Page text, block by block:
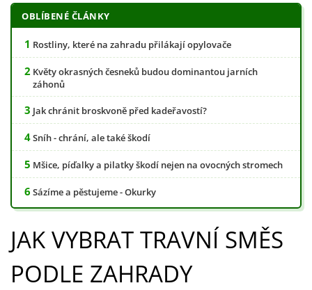
OBLÍBENÉ ČLÁNKY
Rostliny, které na zahradu přilákají opylovače
Květy okrasných česneků budou dominantou jarních
záhonů
Jak chránit broskvoně před kadeřavostí?
Sníh - chrání, ale také škodí
Mšice, píďalky a pilatky škodí nejen na ovocných stromech
Sázíme a pěstujeme - Okurky
JAK VYBRAT TRAVNÍ SMĚS
PODLE ZAHRADY